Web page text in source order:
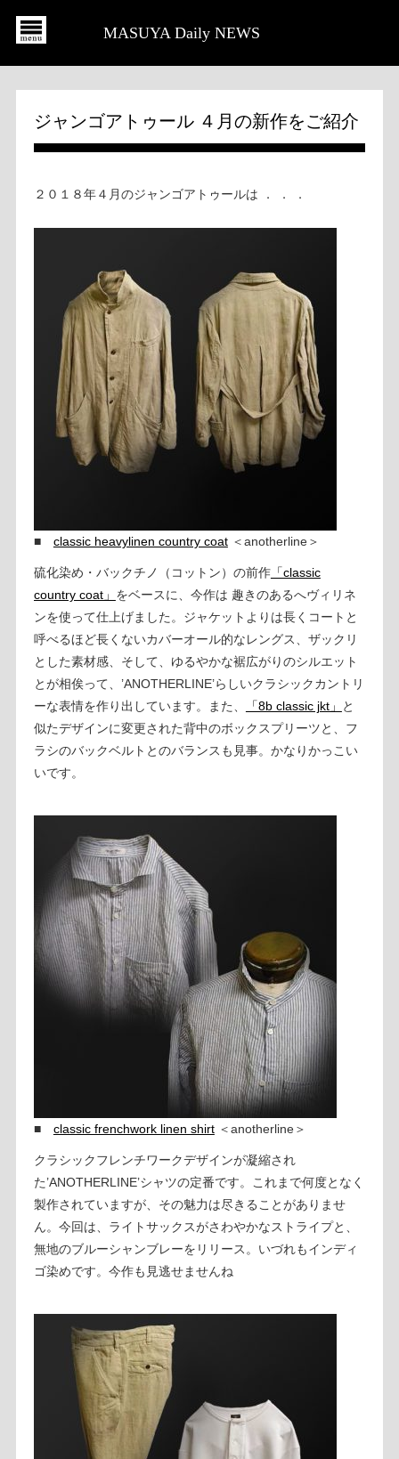
MASUYA Daily NEWS
ジャンゴアトゥール ４月の新作をご紹介
２０１８年４月のジャンゴアトゥールは ． ． ．
■ classic heavylinen country coat＜anotherline＞
硫化染め・バックチノ（コットン）の前作「classic
country coat」 をベースに、今作は 趣きのあるへヴィリネ
ンを使って仕上げました。ジャケットよりは長くコートと
呼べるほど長くないカバーオール的なレングス、ザックリ
とした素材感、そして、ゆるやかな裾広がりのシルエット
とが相俟って、’ANOTHERLINE’らしいクラシックカントリ
ーな表情を作り出しています。また、
「8b classic jkt」
と
似たデザインに変更された背中のボックスプリーツと、フ
ラシのバックベルトとのバランスも見事。かなりかっこい
いです。
■ classic frenchwork linen shirt＜anotherline＞
クラシックフレンチワークデザインが凝縮され
た’ANOTHERLINE’シャツの定番です。これまで何度となく
製作されていますが、その魅力は尽きることがありませ
ん。今回は、ライトサックスがさわやかなストライプと、
無地のブルーシャンブレーをリリース。いづれもインディ
ゴ染めです。今作も見逃せませんね